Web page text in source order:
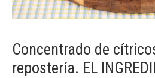
Concentrado de
repostería. EL